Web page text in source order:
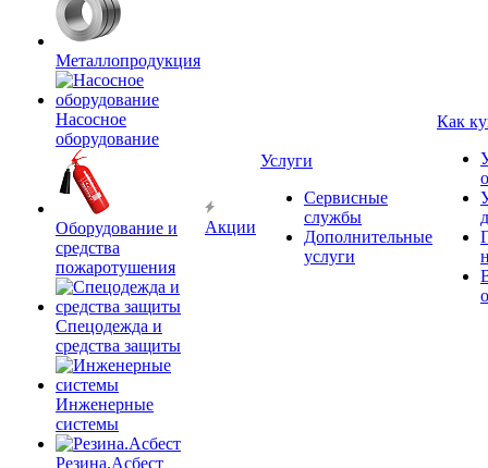
Металлопродукция
Насосное
оборудование
Оборудование и
средства
пожаротушения
Спецодежда и
средства защиты
Инженерные
системы
Резина.Асбест
Акции
Услуги
Сервисные
службы
Дополнительные
услуги
Как